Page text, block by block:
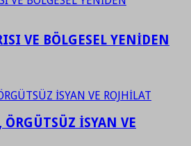
VE BÖLGESEL YENİDEN
ÖRGÜTSÜZ İSYAN VE